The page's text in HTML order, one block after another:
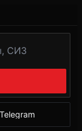
Telegram